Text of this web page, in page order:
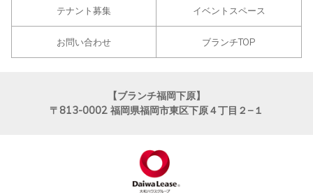
テナント募集 イベントスペース
お問い合わせ ブランチTOP
【ブランチ福岡下原】
〒813-0002 福岡県福岡市東区下原４丁目２−１